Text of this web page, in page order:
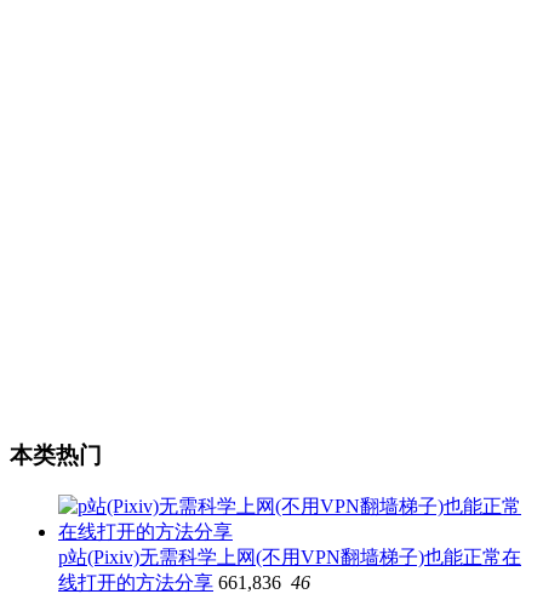
本类热门
p站(Pixiv)无需科学上网(不用VPN翻墙梯子)也能正常在
线打开的方法分享 661,836 46